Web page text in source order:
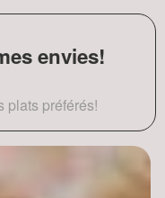
envies!
plats préférés!